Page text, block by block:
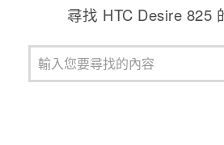
尋找 HTC Desire 825